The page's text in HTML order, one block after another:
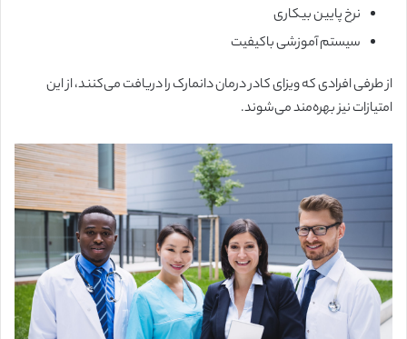
نرخ پایین بیکاری
سیستم آموزشی باکیفیت
از طرفی افرادی که ویزای کادر درمان دانمارک را دریافت می‌کنند، از این
امتیازات نیز بهره‌مند می‌شوند.